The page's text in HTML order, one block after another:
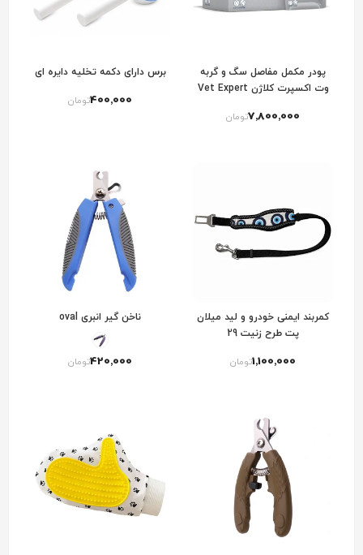
پودر مکمل مفاصل سگ و گربه
وت اکسپرت کلاژن Vet Expert
7٬800٬000تومان
برس دارای دکمه تخلیه دایره ای
400٬000تومان
کمربند ایمنی خودرو و لید میلان
پت طرح زنیت 29
1٬100٬000تومان
ناخن گیر انبری oval
420٬000تومان